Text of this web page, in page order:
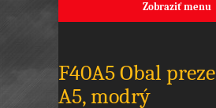
Zobraziť menu
F40A5 Obal
A5, modrý